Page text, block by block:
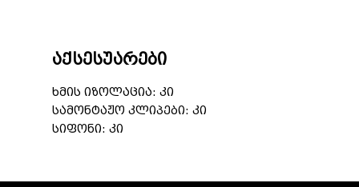
აქსესუარები
ხმის იზოლაცია: კი
სამონტაჟო კლიპები: კი
სიფონი: კი